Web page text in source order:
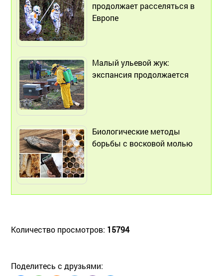
продолжает расселяться в
Европе
Малый ульевoй жук:
экспансия продолжается
Биологические методы
борьбы с восковой молью
Количество просмотров: 15794
Поделитесь с друзьями: